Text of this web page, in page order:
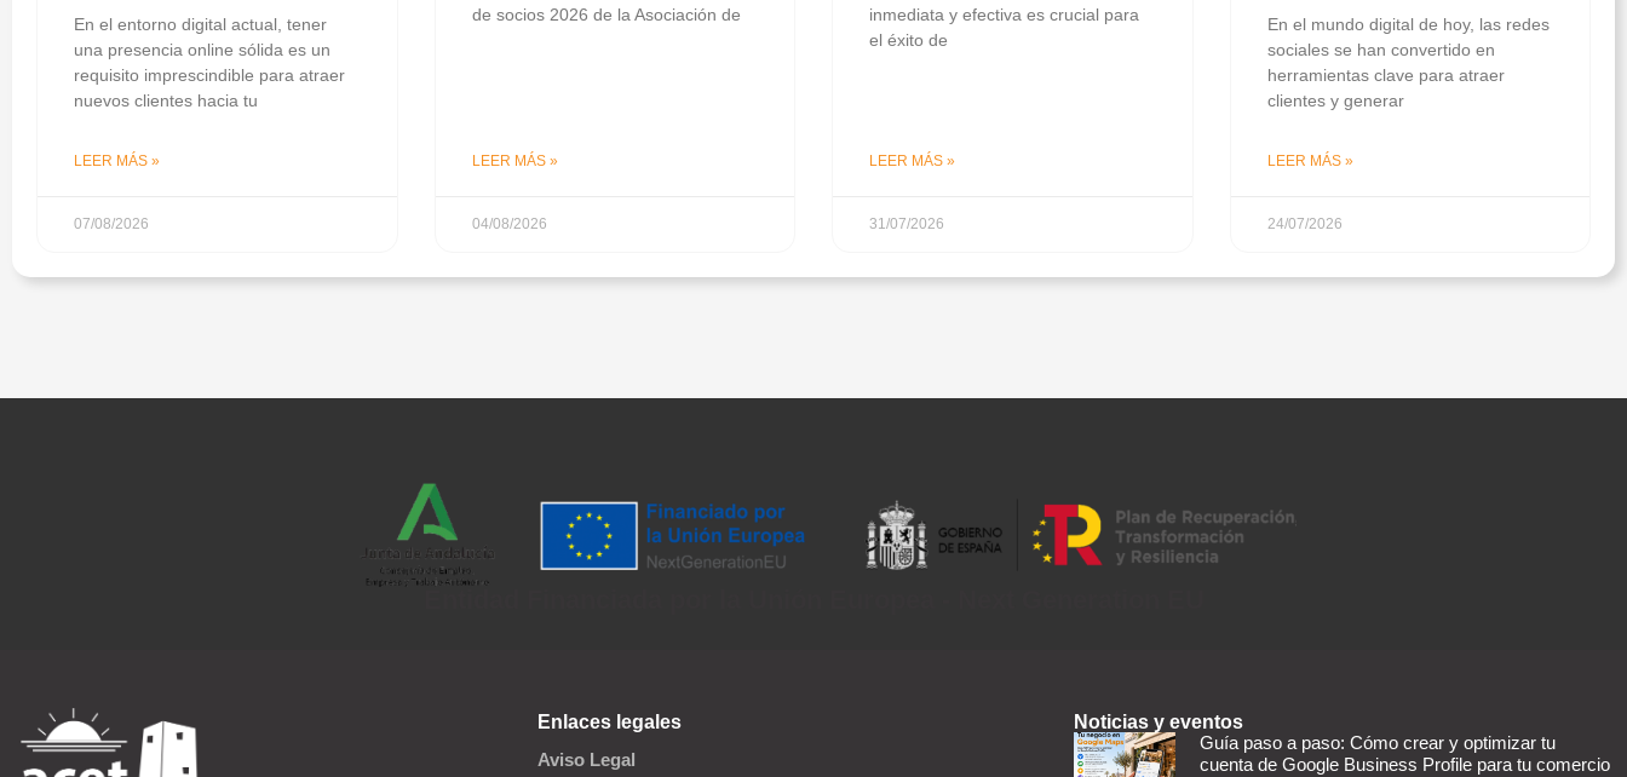
En el entorno digital actual, tener
una presencia online sólida es un
requisito imprescindible para atraer
nuevos clientes hacia tu
LEER MÁS »
07/08/2026
de socios 2026 de la Asociación de
LEER MÁS »
04/08/2026
inmediata y efectiva es crucial para
el éxito de
LEER MÁS »
31/07/2026
En el mundo digital de hoy, las redes
sociales se han convertido en
herramientas clave para atraer
clientes y generar
LEER MÁS »
24/07/2026
Enlaces legales
Aviso Legal
Noticias y eventos
Guía paso a paso: Cómo crear y optimizar tu
cuenta de Google Business Profile para tu comercio